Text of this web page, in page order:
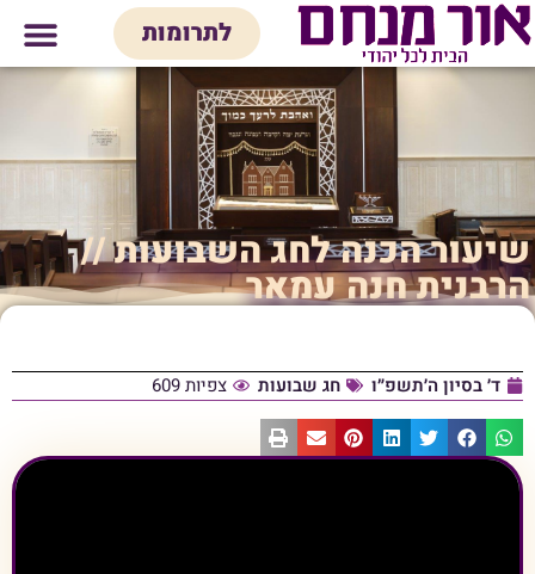
לתוכן
לתרומות
שיעור הכנה לחג השבועות //
הרבנית חנה עמאר
ד׳ בסיון ה׳תשפ״ו חג שבועות צפיות 609